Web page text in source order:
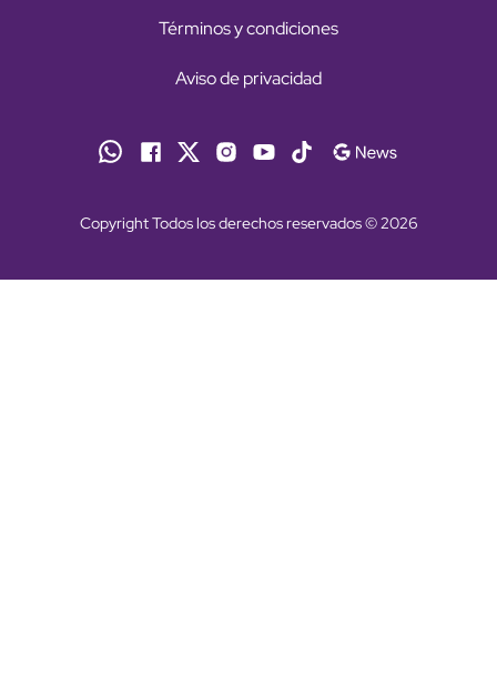
Términos y condiciones
Aviso de privacidad
Copyright Todos los derechos reservados © 2026